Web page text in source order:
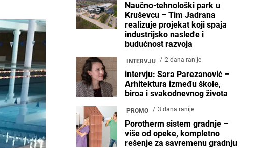
Naučno-tehnološki park u
Kruševcu – Tim Jadrana
realizuje projekat koji spaja
industrijsko nasleđe i
budućnost razvoja
INTERVJU 2 dana ranije
intervju: Sara Parezanović –
Arhitektura između škole,
biroa i svakodnevnog života
PROMO 3 dana ranije
Porotherm sistem gradnje –
više od opeke, kompletno
rešenje za savremenu gradnju